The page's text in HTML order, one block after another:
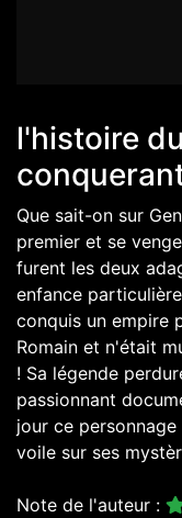
l'histoire
Que sait-on sur
premier et se
furent les deux
enfance
conquis un empire
Romain et n'était
! Sa légende
passionnant
jour ce
voile sur ses
Note de l'auteur :